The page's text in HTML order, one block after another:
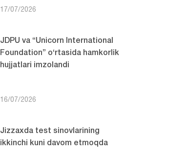
17/07/2026
JDPU va “Unicorn International
Foundation” o‘rtasida hamkorlik
hujjatlari imzolandi
16/07/2026
Jizzaxda test sinovlarining
ikkinchi kuni davom etmoqda